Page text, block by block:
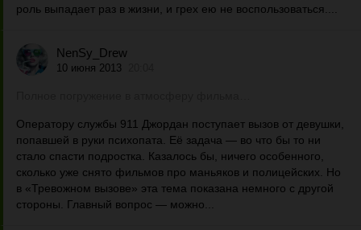
роль выпадает раз в жизни, и грех ею не воспользоваться....
NenSy_Drew
10 июня 2013
Оператору службы 911 Джордан поступает вызов от девушки,
попавшей в руки психопата. Её задача — во что бы то ни
стало спасти подростка. Казалось бы, ничего особенного,
сколько уже снято фильмов про маньяков и полицейских. Но
в «Тревожном вызове» эта тема показана немного с другой
стороны. Главный вопрос — можно...